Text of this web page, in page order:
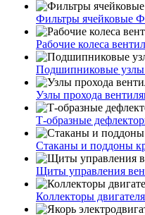
Фильтры ячейковые
Рабочие колеса
Подшипниковые узлы
Узлы прохода
Т-образные
Стаканы и поддоны
Щиты управления
Коллекторы